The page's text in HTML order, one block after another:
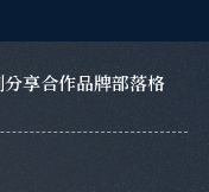
合作品牌
分享 部落格